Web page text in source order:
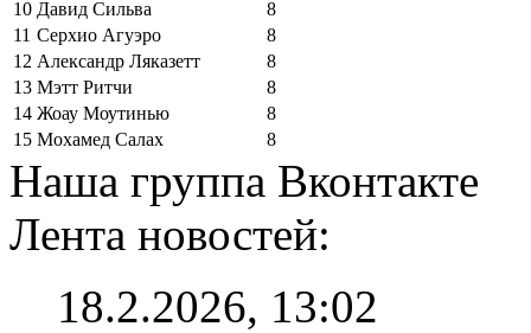
10 Давид Сильва
8
11 Серхио Агуэро
8
12 Александр Ляказетт
8
13 Мэтт Ритчи
8
14 Жоау Моутинью
8
15 Мохамед Салах 8
Наша группа Вконтакте
Лента новостей:
18.2.2026, 13:02